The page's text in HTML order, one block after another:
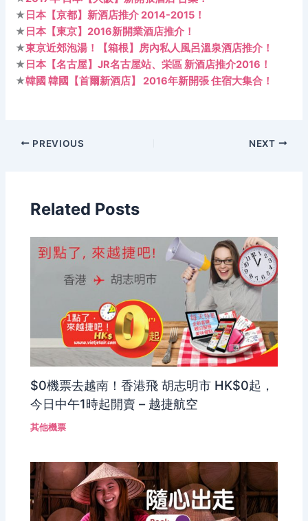
★ 日本【京都】新酒店推介 2014-2015！
★ 日本【東京】2016新開業酒店推介！
★東京近郊泡湯！【箱根】房內私人風呂溫泉酒店推介！
★ 日本【名古屋】JR名古屋站、栄區 新酒店推介2016！
★韓國 韓國【首爾新酒店】 2016年新開張 住宿大集合！
PREVIOUS NEXT
Related Posts
$0機票去越南！香港飛 胡志明市 HK$0起，
今日中午1時起開賣 – 越捷航空
其他機票